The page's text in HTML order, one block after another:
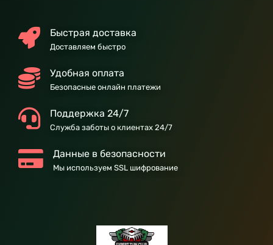
Быстрая доставка
Доставляем быстро
Удобная оплата
Безопасные онлайн платежи
Поддержка 24/7
Служба заботы о клиентах 24/7
Данные в безопасности
Мы используем SSL шифрование